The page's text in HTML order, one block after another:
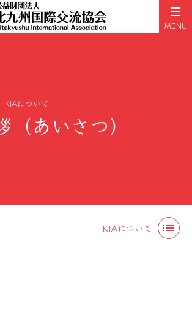
MENU
KIAについて
（あいさつ）
KIAについて list